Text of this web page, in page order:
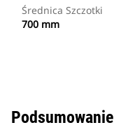
Średnica Szczotki
700 mm
Podsumowanie